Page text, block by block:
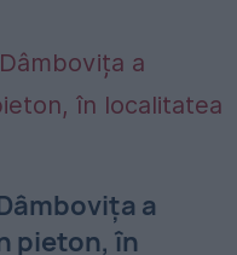
a
pieton, în